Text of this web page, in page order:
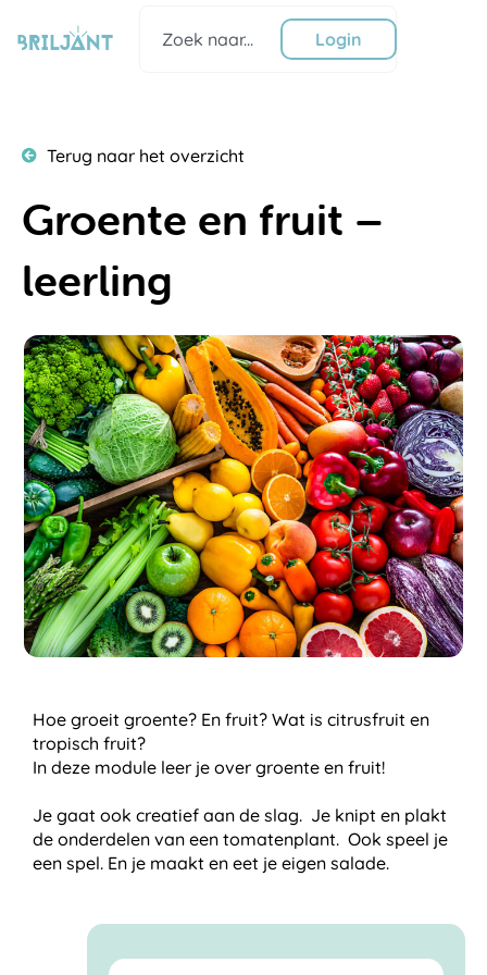
naar
de
Login
Terug naar het overzicht
Groente en fruit –
leerling
Hoe groeit groente? En fruit? Wat is citrusfruit en
tropisch fruit?
In deze module leer je over groente en fruit!
Je gaat ook creatief aan de slag. Je knipt en plakt
de onderdelen van een tomatenplant. Ook speel je
een spel. En je maakt en eet je eigen salade.